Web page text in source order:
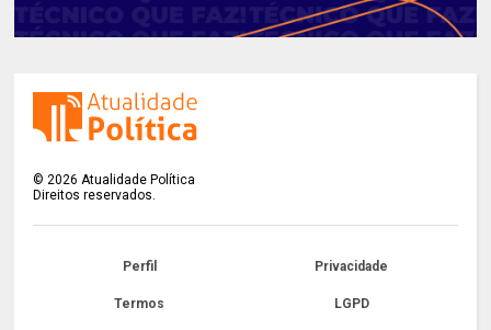
©2026 Atualidade Política
Direitos reservados.
Perfil Privacidade
Termos LGPD